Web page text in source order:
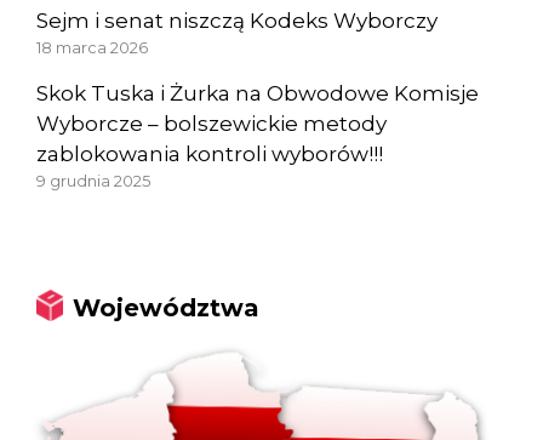
Sejm i senat niszczą Kodeks Wyborczy
18 marca 2026
Skok Tuska i Żurka na Obwodowe Komisje
Wyborcze – bolszewickie metody
zablokowania kontroli wyborów!!!
9 grudnia 2025
Województwa